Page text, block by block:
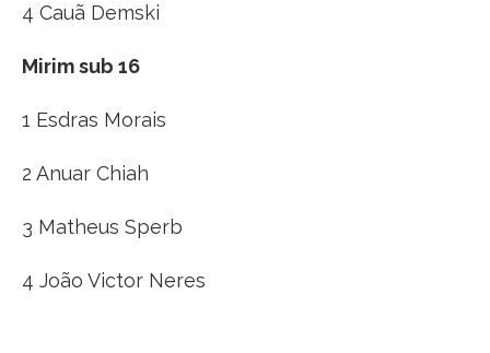
4 Cauã Demski
Mirim sub 16
1 Esdras Morais
2 Anuar Chiah
3 Matheus Sperb
4 João Victor Neres